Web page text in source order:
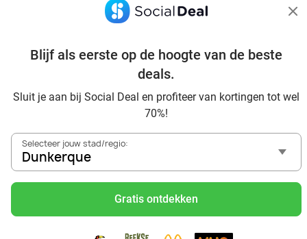
Blijf als eerste op de hoogte van de beste
deals.
Sluit je aan bij Social Deal en profiteer van kortingen tot wel
70%!
Selecteer jouw stad/regio:
Dunkerque
Gratis ontdekken
Ontdek alle topdeals in jouw omgeving
Voordelig genieten in Dunkerque: haal deal-inspiratie uit
Visitez Eauzone SPA à prix réduit à Dunkerque
Allez au spa à Dunkerque et ses environs